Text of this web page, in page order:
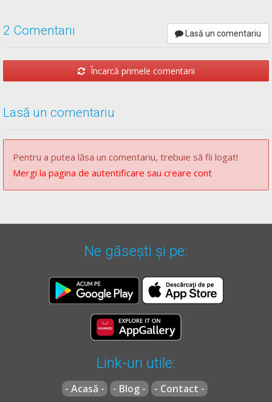
2 Comentarii Lasă un comentariu
Încarcă primele comentarii
Lasă un comentariu
Pentru a putea lăsa un comentariu, trebuie să fii logat!
Mergi la pagina de autentificare sau creare cont
Ne găsești și pe:
Link-uri utile:
- Acasă - - Blog - - Contact -